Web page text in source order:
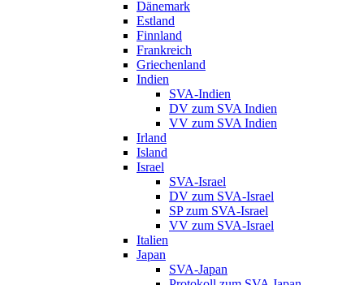
Dänemark
Estland
Finnland
Frankreich
Griechenland
Indien
SVA-Indien
DV zum SVA Indien
VV zum SVA Indien
Irland
Island
Israel
SVA-Israel
DV zum SVA-Israel
SP zum SVA-Israel
VV zum SVA-Israel
Italien
Japan
SVA-Japan